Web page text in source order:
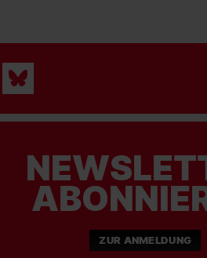
ZUR ANMELDUNG